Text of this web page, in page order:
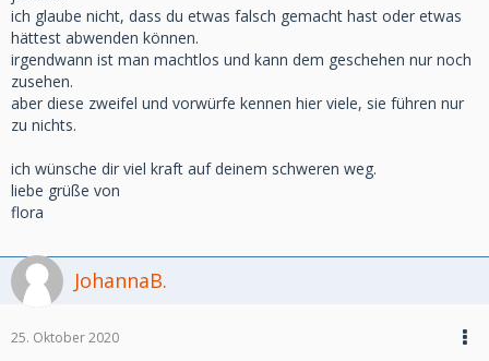
ich glaube nicht, dass du etwas falsch gemacht hast oder etwas
hättest abwenden können.
irgendwann ist man machtlos und kann dem geschehen nur noch
zusehen.
aber diese zweifel und vorwürfe kennen hier viele, sie führen nur
zu nichts.
ich wünsche dir viel kraft auf deinem schweren weg.
liebe grüße von
flora
JohannaB.
25. Oktober 2020